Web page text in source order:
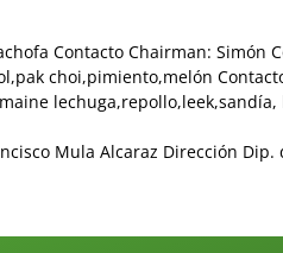
Contacto Chairman: Simón
choi,pimiento,melón
Mula Alcaraz Dirección